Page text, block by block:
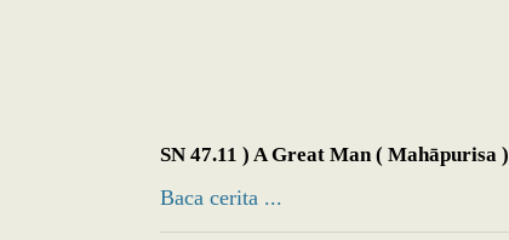
SN 47.11 ) A Great Man ( Mahāpurisa )
Baca cerita ...